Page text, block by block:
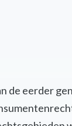
de eerder